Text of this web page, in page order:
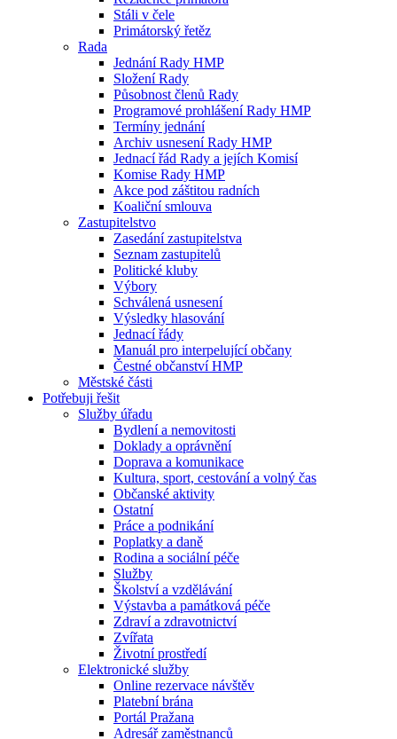
Stáli v čele
Primátorský řetěz
Rada
Jednání Rady HMP
Složení Rady
Působnost členů Rady
Programové prohlášení Rady HMP
Termíny jednání
Archiv usnesení Rady HMP
Jednací řád Rady a jejích Komisí
Komise Rady HMP
Akce pod záštitou radních
Koaliční smlouva
Zastupitelstvo
Zasedání zastupitelstva
Seznam zastupitelů
Politické kluby
Výbory
Schválená usnesení
Výsledky hlasování
Jednací řády
Manuál pro interpelující občany
Čestné občanství HMP
Městské části
Potřebuji řešit
Služby úřadu
Bydlení a nemovitosti
Doklady a oprávnění
Doprava a komunikace
Kultura, sport, cestování a volný čas
Občanské aktivity
Ostatní
Práce a podnikání
Poplatky a daně
Rodina a sociální péče
Služby
Školství a vzdělávání
Výstavba a památková péče
Zdraví a zdravotnictví
Zvířata
Životní prostředí
Elektronické služby
Online rezervace návštěv
Platební brána
Portál Pražana
Adresář zaměstnanců